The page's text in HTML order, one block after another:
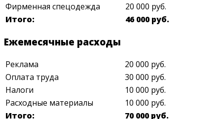
Фирменная спецодежда
20 000 руб.
Итого:
46 000 руб.
Ежемесячные расходы
Реклама
20 000 руб.
Оплата труда
30 000 руб.
Налоги
10 000 руб.
Расходные материалы
10 000 руб.
Итого:
70 000 руб.